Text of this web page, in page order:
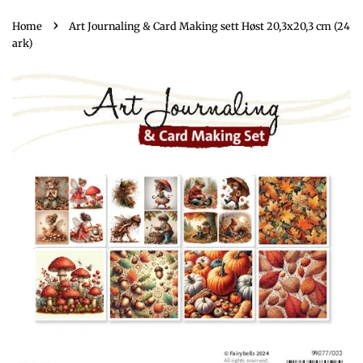
Home ›
Art Journaling & Card Making sett Høst 20,3x20,3 cm (24
ark)